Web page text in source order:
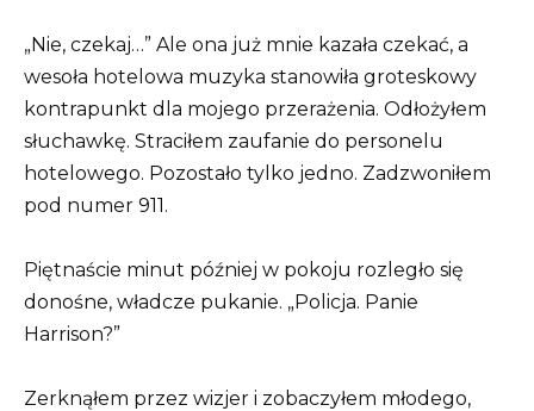
„Nie, czekaj…” Ale ona już mnie kazała czekać, a
wesoła hotelowa muzyka stanowiła groteskowy
kontrapunkt dla mojego przerażenia. Odłożyłem
słuchawkę. Straciłem zaufanie do personelu
hotelowego. Pozostało tylko jedno. Zadzwoniłem
pod numer 911.
Piętnaście minut później w pokoju rozległo się
donośne, władcze pukanie. „Policja. Panie
Harrison?”
Zerknąłem przez wizjer i zobaczyłem młodego,